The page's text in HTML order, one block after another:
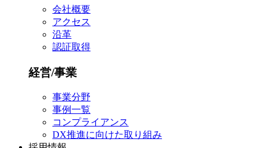
会社概要
アクセス
沿革
認証取得
経営/事業
事業分野
事例一覧
コンプライアンス
DX推進に向けた取り組み